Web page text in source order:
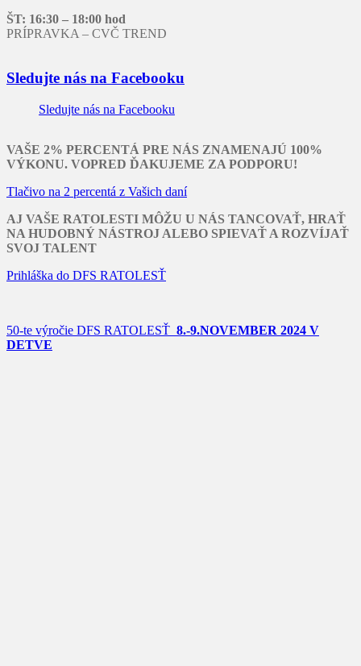
ŠT: 16:30 – 18:00 hod
PRÍPRAVKA – CVČ TREND
Sledujte nás na Facebooku
Sledujte nás na Facebooku
VAŠE 2% PERCENTÁ PRE NÁS ZNAMENAJÚ 100%
VÝKONU. VOPRED ĎAKUJEME ZA PODPORU!
Tlačivo na 2 percentá z Vašich daní
AJ VAŠE RATOLESTI MÔŽU U NÁS TANCOVAŤ, HRAŤ
NA HUDOBNÝ NÁSTROJ ALEBO SPIEVAŤ A ROZVÍJAŤ
SVOJ TALENT
Prihláška do DFS RATOLESŤ
50-te výročie DFS RATOLESŤ 8.-9.NOVEMBER 2024 V
DETVE